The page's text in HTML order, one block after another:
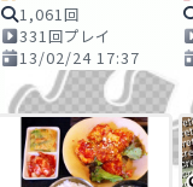
1,061回
331回プレイ
13/02/24 17:37